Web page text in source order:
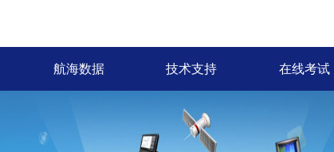
航海数据 技术支持 在线考试